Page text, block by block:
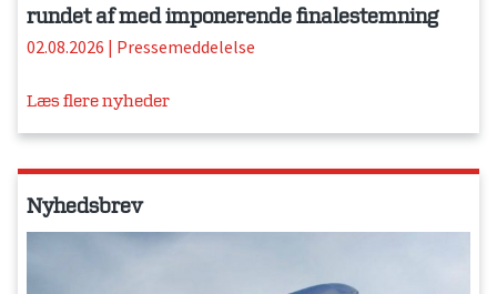
rundet af med imponerende finalestemning
02.08.2026 | Pressemeddelelse
Læs flere nyheder
Nyhedsbrev